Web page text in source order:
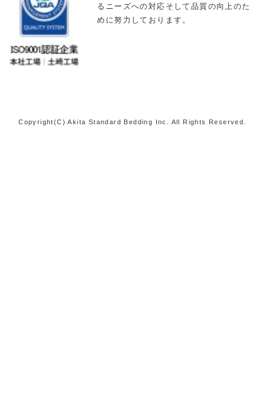
るニーズへの対応そして品質の向上のた
めに努力しております。
Copyright(C) Akita Standard Bedding Inc. All Rights Reserved.